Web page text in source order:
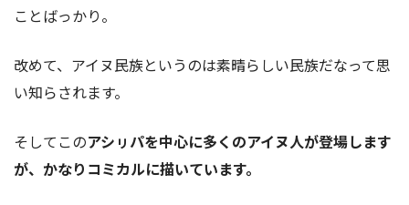
ことばっかり。
改めて、アイヌ民族というのは素晴らしい民族だなって思
い知らされます。
そしてこのアシㇼパを中心に多くのアイヌ人が登場します
が、かなりコミカルに描いています。